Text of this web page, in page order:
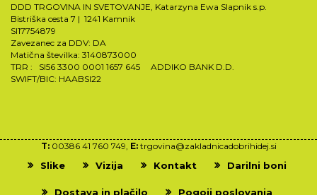
DDD TRGOVINA IN SVETOVANJE, Katarzyna Ewa Slapnik s.p.
Bistriška cesta 7 | 1241 Kamnik
SI17754879
Zavezanec za DDV: DA
Matična številka: 3140873000
TRR : SI56 3300 0001 1657 645 ADDIKO BANK D.D.
SWIFT/BIC: HAABSI22
T:00386 41 760 749, E: trgovina@zakladnicadobrihidej.si
Slike Vizija Kontakt Darilni boni
Dostava in plačilo Pogoji poslovanja